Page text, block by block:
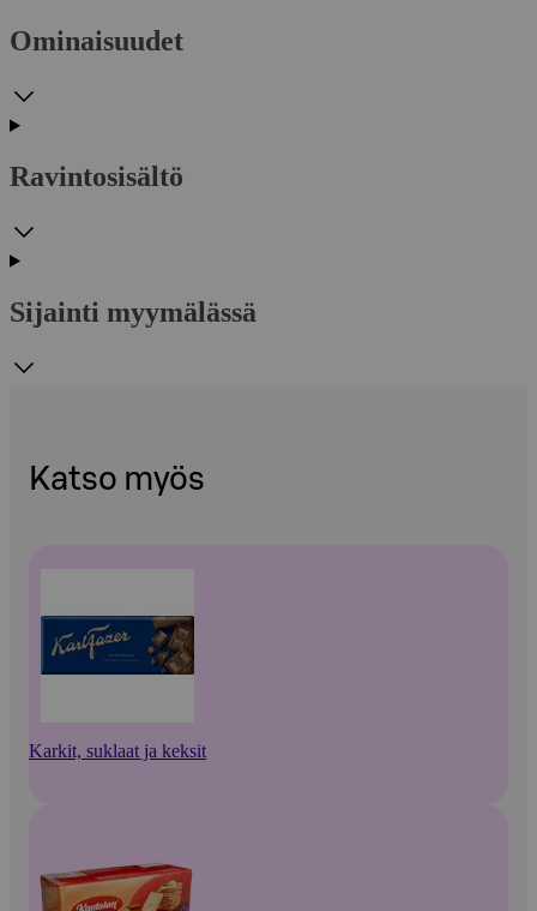
Ominaisuudet
Ravintosisältö
Sijainti myymälässä
Katso myös
Karkit, suklaat ja keksit